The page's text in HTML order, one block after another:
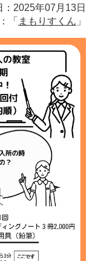
2025年07月13日
「 まもりすくん 」